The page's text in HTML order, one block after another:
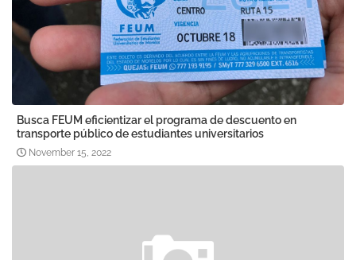
Busca FEUM eficientizar el programa de descuento en
transporte público de estudiantes universitarios
November 15, 2022